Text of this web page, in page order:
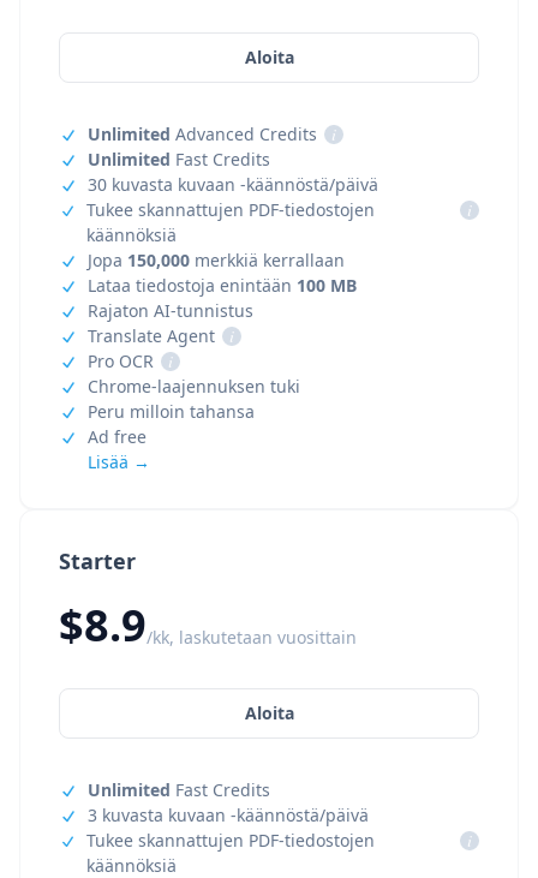
Starter
$8.9/kk, laskutetaan vuosittain
Aloita
Unlimited Fast Credits
3 kuvasta kuvaan -käännöstä/päivä
Tukee skannattujen PDF-tiedostojen
käännöksiä
i
Aloita
Unlimited Advanced Credits
i
Unlimited Fast Credits
30 kuvasta kuvaan -käännöstä/päivä
Tukee skannattujen PDF-tiedostojen
käännöksiä
i
Jopa 150,000 merkkiä kerrallaan
Lataa tiedostoja enintään 100 MB
Rajaton AI-tunnistus
Translate Agent
i
Pro OCR
i
Chrome-laajennuksen tuki
Peru milloin tahansa
Ad free
Lisää →